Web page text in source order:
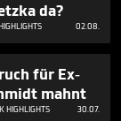
da?
02.08.
für Ex-
mahnt
HIGHLIGHTS 30.07.